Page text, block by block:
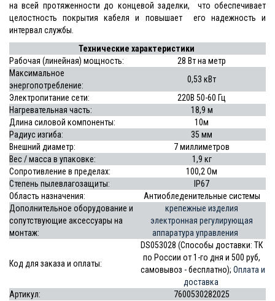
на всей протяженности до концевой заделки, что обеспечивает
целостность покрытия кабеля и повышает его надежность и
интервал службы.
Технические характеристики
Рабочая (линейная) мощность:
28 Вт на метр
Максимальное
энергопотребление:
0,53 кВт
Электропитание сети:
220В 50-60 Гц
Нагревательная часть:
18,9 м
Длина силовой компоненты:
10м
Радиус изгиба:
35 мм
Внешний диаметр:
7 миллиметров
Вес / масса в упаковке:
1,9 кг
Сопротивление в пределах:
100,2 Ом
Степень пылевлагозащиты:
IP67
Область назначения:
Антиобледенительные системы
Дополнительное оборудование и
сопутствующие аксессуары на
монтаж:
крепежные изделия
электронная регулирующая
аппаратура управления
Код для заказа и оплаты:
DS053028 (Способы доставки: ТК
по России от 1-го дня и 500 руб,
самовывоз - бесплатно); Оплата и
доставка
Артикул:
7600530282025